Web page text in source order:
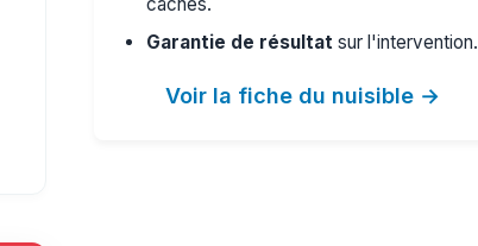
Garantie de résultat sur l'intervention.
Voir la fiche du nuisible →